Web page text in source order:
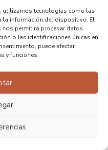
utilizamos tecnologías como las
la información del dispositivo. El
permitirá procesar datos
o las identificaciones únicas en
puede afectar
y funciones.
Irene León y
obtuvieron 897,
Las tres
estudiantes que se